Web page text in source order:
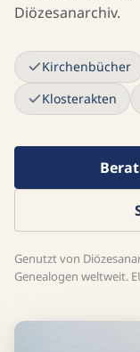
Diözesanarchiv.
Kirchenbücher
Klosterakten
Genutzt von
Genealogen weltweit.